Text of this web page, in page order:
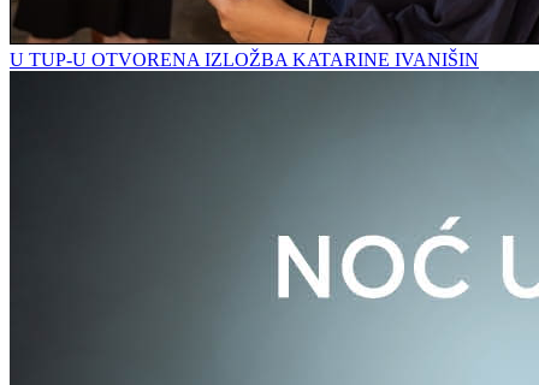
U TUP-U OTVORENA IZLOŽBA KATARINE IVANIŠIN